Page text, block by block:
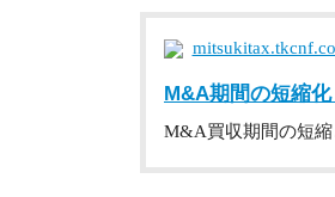
M&A期間の短縮
M&A買収期間の短縮